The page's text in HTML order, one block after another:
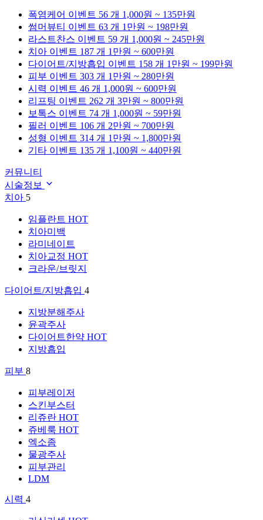
폭염케어 이벤트 56 개 1,000원 ~ 135만원
썸머뷰티 이벤트 63 개 1만원 ~ 198만원
라스트찬스 이벤트 59 개 1,000원 ~ 245만원
치아 이벤트 187 개 1만원 ~ 600만원
다이어트/지방흡입 이벤트 158 개 1만원 ~ 199만원
피부 이벤트 303 개 1만원 ~ 280만원
시력 이벤트 46 개 1,000원 ~ 600만원
리프팅 이벤트 262 개 3만원 ~ 800만원
보톡스 이벤트 74 개 1,000원 ~ 59만원
필러 이벤트 106 개 2만원 ~ 700만원
성형 이벤트 314 개 1만원 ~ 1,800만원
기타 이벤트 135 개 1,100원 ~ 440만원
커뮤니티
시술정보
치아 5
임플란트 HOT
치아미백
라미네이트
치아교정 HOT
크라운/브릿지
다이어트/지방흡입 4
지방분해주사
윤곽주사
다이어트한약 HOT
지방흡입
피부 8
피부레이저
스킨부스터
리쥬란 HOT
쥬베룩 HOT
엑소좀
물광주사
피부관리
LDM
시력 4